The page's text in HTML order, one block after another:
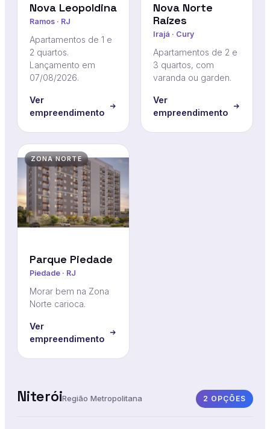
Nova Leopoldina
Ramos · RJ
Apartamentos de 1 e
2 quartos.
Lançamento em
07/08/2026.
Ver
empreendimento
Nova Norte
Raízes
Irajá · Cury
Apartamentos de 2 e
3 quartos, com
varanda ou garden.
Ver
empreendimento
ZONA NORTE
Parque Piedade
Piedade · RJ
Morar bem na Zona
Norte carioca.
Ver
empreendimento
NiteróiRegião Metropolitana 2 OPÇÕES